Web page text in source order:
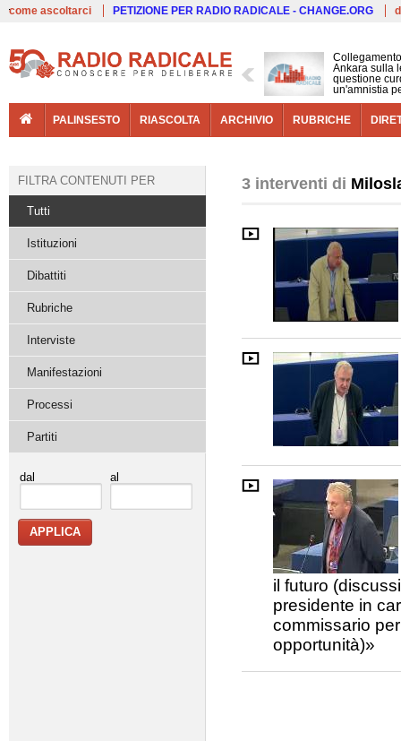
come ascoltarci PETIZIONE PER RADIO RADICALE - CHANGE.ORG
Ankara sulla
questione
un'amnistia
PALINSESTO RIASCOLTA ARCHIVIO RUBRICHE
3 interventi di
il futuro
presidente in
commissario
opportunità)»
FILTRA CONTENUTI PER
Tutti
Istituzioni
Dibattiti
Rubriche
Interviste
Manifestazioni
Processi
Partiti
dal al